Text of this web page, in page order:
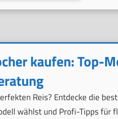
kaufen: Top-
Reis? Entdecke die
wählst und Profi-Tipps für